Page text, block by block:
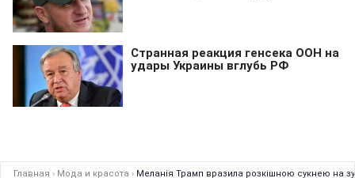
Главная › Мода и красота › Меланія Трамп вразила розкішною сукнею на